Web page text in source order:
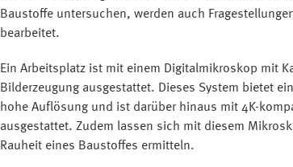
Baustoffe untersuchen, werden auch
bearbeitet.
Ein Arbeitsplatz ist mit einem Digitalmikroskop mit
Bilderzeugung ausgestattet. Dieses System bietet
hohe Auflösung und ist darüber hinaus mit 4K-
ausgestattet. Zudem lassen sich mit diesem
Rauheit eines Baustoffes ermitteln.